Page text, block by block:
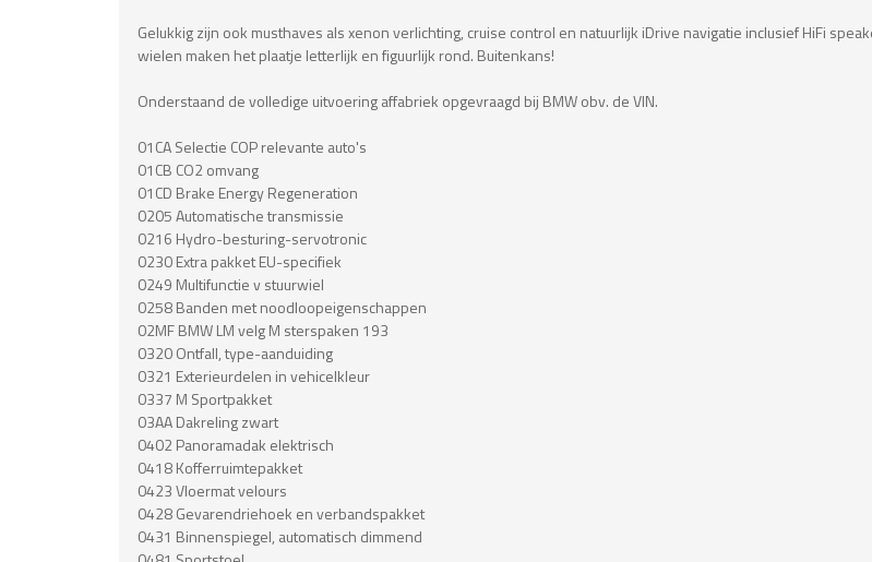
Gelukkig zijn ook musthaves als xenon verlichting, cruise control en natuurlijk iDrive navigatie inclusief HiFi
wielen maken het plaatje letterlijk en figuurlijk rond. Buitenkans!
Onderstaand de volledige uitvoering affabriek opgevraagd bij BMW obv. de VIN.
01CA Selectie COP relevante auto's
01CB CO2 omvang
01CD Brake Energy Regeneration
0205 Automatische transmissie
0216 Hydro-besturing-servotronic
0230 Extra pakket EU-specifiek
0249 Multifunctie v stuurwiel
0258 Banden met noodloopeigenschappen
02MF BMW LM velg M sterspaken 193
0320 Ontfall, type-aanduiding
0321 Exterieurdelen in vehicelkleur
0337 M Sportpakket
03AA Dakreling zwart
0402 Panoramadak elektrisch
0418 Kofferruimtepakket
0423 Vloermat velours
0428 Gevarendriehoek en verbandspakket
0431 Binnenspiegel, automatisch dimmend